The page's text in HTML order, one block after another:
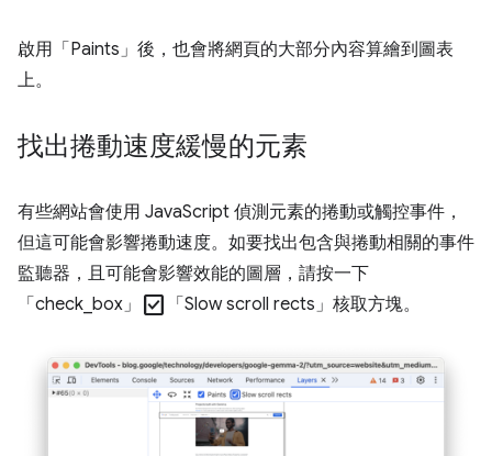
啟用「Paints」 後，也會將網頁的大部分內容算繪到圖表
上。
找出捲動速度緩慢的元素
有些網站會使用 JavaScript 偵測元素的捲動或觸控事件，
但這可能會影響捲動速度。如要找出包含與捲動相關的事件
監聽器，且可能會影響效能的圖層，請按一下
「check_box」 check_box 「Slow scroll rects」核取方塊。